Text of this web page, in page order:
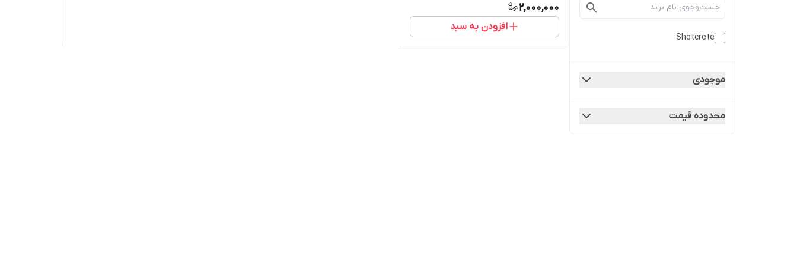
Shotcrete
موجودی
محدوده قیمت
2,000,000
افزودن به سبد